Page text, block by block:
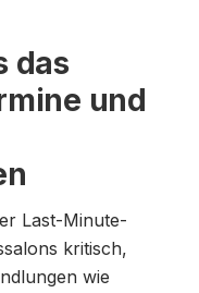
das
und
Last-Minute-
kritisch,
wie